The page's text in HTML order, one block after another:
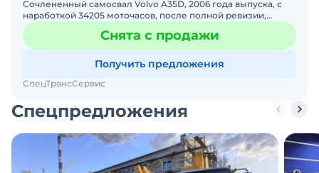
Сочлененный самосвал Volvo A35D, 2006 года выпуска, с
наработкой 34205 моточасов, после полной ревизии,
необходимого ремонта и полной покраски, в идеальном
техн
Снята с продажи
Получить предложения
СпецТрансСервис
Спецпредложения